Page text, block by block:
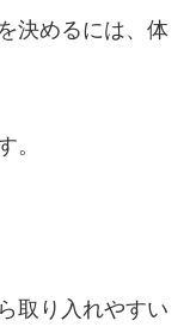
決めるには、体
。
取り入れやすい